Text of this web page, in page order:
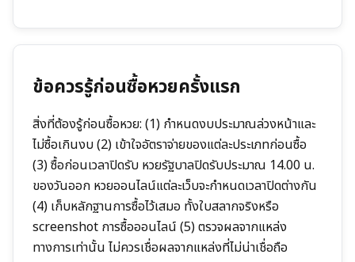
ข้อควรรู้ก่อนซื้อหวยครั้งแรก
สิ่งที่ต้องรู้ก่อนซื้อหวย: (1) กำหนดงบประมาณล่วงหน้าและ
ไม่ซื้อเกินงบ (2) เข้าใจอัตราจ่ายของแต่ละประเภทก่อนซื้อ
(3) ซื้อก่อนเวลาปิดรับ หวยรัฐบาลปิดรับประมาณ 14.00 น.
ของวันออก หวยออนไลน์แต่ละเว็บจะกำหนดเวลาปิดต่างกัน
(4) เก็บหลักฐานการซื้อไว้เสมอ ทั้งใบสลากจริงหรือ
screenshot การซื้อออนไลน์ (5) ตรวจผลจากแหล่ง
ทางการเท่านั้น ไม่ควรเชื่อผลจากแหล่งที่ไม่น่าเชื่อถือ